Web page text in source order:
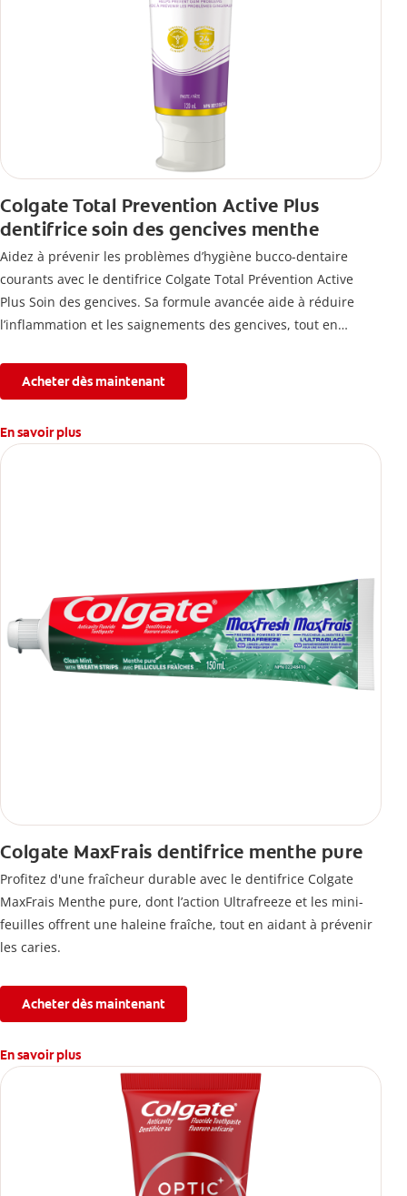
Colgate Total Prevention Active Plus
dentifrice soin des gencives menthe
Aidez à prévenir les problèmes d’hygiène bucco-dentaire
courants avec le dentifrice Colgate Total Prévention Active
Plus Soin des gencives. Sa formule avancée aide à réduire
l’inflammation et les saignements des gencives, tout en
l’érosion de l’émail.
Acheter dès maintenant
En savoir plus
Colgate MaxFrais dentifrice menthe pure
Profitez d'une fraîcheur durable avec le dentifrice Colgate
MaxFrais Menthe pure, dont l’action Ultrafreeze et les mini-
feuilles offrent une haleine fraîche, tout en aidant à prévenir
les caries.
Acheter dès maintenant
En savoir plus